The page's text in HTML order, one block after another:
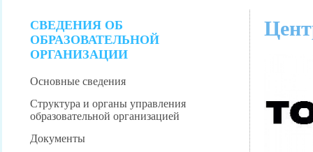
СВЕДЕНИЯ ОБ
ОБРАЗОВАТЕЛЬНОЙ
ОРГАНИЗАЦИИ
Основные сведения
Структура и органы управления
образовательной организацией
Документы